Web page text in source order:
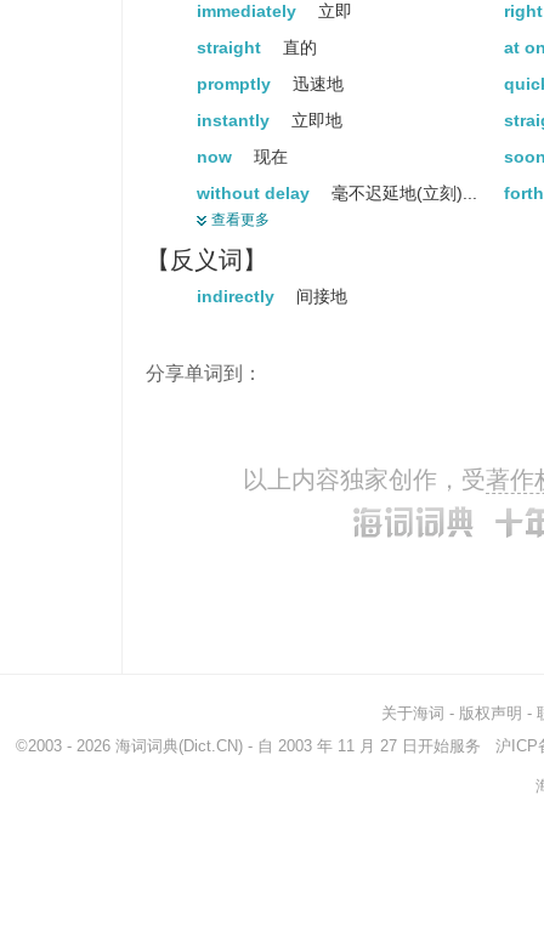
immediately 立即
straight
直的
at
promptly
迅速地
instantly
立即地
now
现在
without delay
毫不迟延地(立刻)...
undeviatingly
presently
instantaneously
right away
straightforward
易懂的
笔直地
in a
beeline
直线
查看更多
【反义词】
indirectly 间接地
分享单词到：
以上内容独家创作，受著作
关于海词 - 版权声明 -
©2003 - 2026 海词词典(Dict.CN) - 自 2003 年 11 月 27 日开始服务 沪ICP